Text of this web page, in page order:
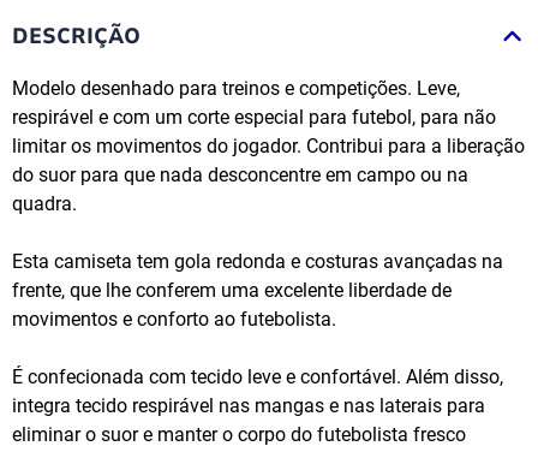
DESCRIÇÃO
Modelo desenhado para treinos e competições. Leve,
respirável e com um corte especial para futebol, para não
limitar os movimentos do jogador. Contribui para a liberação
do suor para que nada desconcentre em campo ou na
quadra.
Esta camiseta tem gola redonda e costuras avançadas na
frente, que lhe conferem uma excelente liberdade de
movimentos e conforto ao futebolista.
É confecionada com tecido leve e confortável. Além disso,
integra tecido respirável nas mangas e nas laterais para
eliminar o suor e manter o corpo do futebolista fresco